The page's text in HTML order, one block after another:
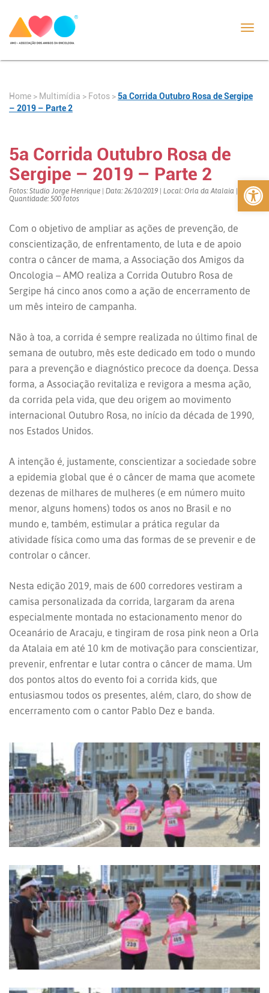
Abrir
Home > Multimídia > Fotos >5a Corrida Outubro Rosa de Sergipe
– 2019 – Parte 2
5a Corrida Outubro Rosa de
Sergipe – 2019 – Parte 2
Fotos: Studio Jorge Henrique | Data: 26/10/2019 | Local: Orla da Atalaia |
Quantidade: 500 fotos
Com o objetivo de ampliar as ações de prevenção, de
conscientização, de enfrentamento, de luta e de apoio
contra o câncer de mama, a Associação dos Amigos da
Oncologia – AMO realiza a Corrida Outubro Rosa de
Sergipe há cinco anos como a ação de encerramento de
um mês inteiro de campanha.
Não à toa, a corrida é sempre realizada no último final de
semana de outubro, mês este dedicado em todo o mundo
para a prevenção e diagnóstico precoce da doença. Dessa
forma, a Associação revitaliza e revigora a mesma ação,
da corrida pela vida, que deu origem ao movimento
internacional Outubro Rosa, no início da década de 1990,
nos Estados Unidos.
A intenção é, justamente, conscientizar a sociedade sobre
a epidemia global que é o câncer de mama que acomete
dezenas de milhares de mulheres (e em número muito
menor, alguns homens) todos os anos no Brasil e no
mundo e, também, estimular a prática regular da
atividade física como uma das formas de se prevenir e de
controlar o câncer.
Nesta edição 2019, mais de 600 corredores vestiram a
camisa personalizada da corrida, largaram da arena
especialmente montada no estacionamento menor do
Oceanário de Aracaju, e tingiram de rosa pink neon a Orla
da Atalaia em até 10 km de motivação para conscientizar,
prevenir, enfrentar e lutar contra o câncer de mama. Um
dos pontos altos do evento foi a corrida kids, que
entusiasmou todos os presentes, além, claro, do show de
encerramento com o cantor Pablo Dez e banda.